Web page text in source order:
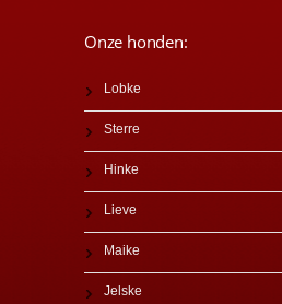
Onze honden:
Lobke
Sterre
Hinke
Lieve
Maike
Jelske